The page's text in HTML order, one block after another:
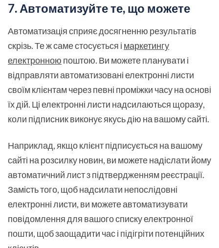
7. Автоматизуйте те, що можете
Автоматизація сприяє досягненню результатів
скрізь. Те ж саме стосується і маркетингу
електронною поштою. Ви можете планувати і
відправляти автоматизовані електронні листи
своїм клієнтам через певні проміжки часу на основі
їх дій. Ці електронні листи надсилаються щоразу,
коли підписник виконує якусь дію на вашому сайті.
Наприклад, якщо клієнт підписується на вашому
сайті на розсилку новин, ви можете надіслати йому
автоматичний лист з підтвердженням реєстрації.
Замість того, щоб надсилати непослідовні
електронні листи, ви можете автоматизувати
повідомлення для вашого списку електронної
пошти, щоб заощадити час і підігріти потенційних